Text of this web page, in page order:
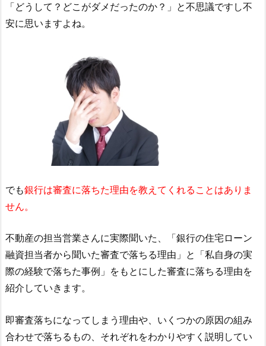
「どうして？どこがダメだったのか？」と不思議ですし不
安に思いますよね。
でも銀行は審査に落ちた理由を教えてくれることはありま
せん。
不動産の担当営業さんに実際聞いた、「銀行の住宅ローン
融資担当者から聞いた審査で落ちる理由」と「私自身の実
際の経験で落ちた事例」をもとにした審査に落ちる理由を
紹介していきます。
即審査落ちになってしまう理由や、いくつかの原因の組み
合わせで落ちるもの、それぞれをわかりやすく説明してい